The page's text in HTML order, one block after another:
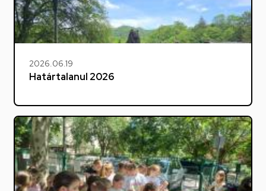
2026.06.19
Határtalanul 2026